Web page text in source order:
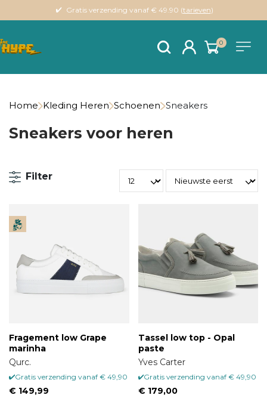
Gratis verzending vanaf € 49.90 (tarieven)
0
Home Kleding Heren Schoenen Sneakers
Sneakers voor heren
Filter
Fragement low Grape
marinha
Qurc.
Gratis verzending vanaf € 49,90
€ 149,99
Tassel low top - Opal
paste
Yves Carter
Gratis verzending vanaf € 49,90
€ 179,00